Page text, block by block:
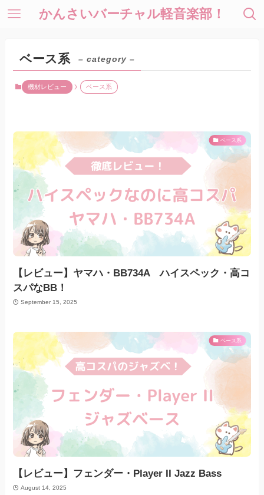
かんさいバーチャル軽音楽部！
ベース系 – category –
機材レビュー ベース系
ベース系
【レビュー】ヤマハ・BB734A ハイスペック・高コ
スパなBB！
September 15, 2025
ベース系
【レビュー】フェンダー・Player II Jazz Bass
August 14, 2025